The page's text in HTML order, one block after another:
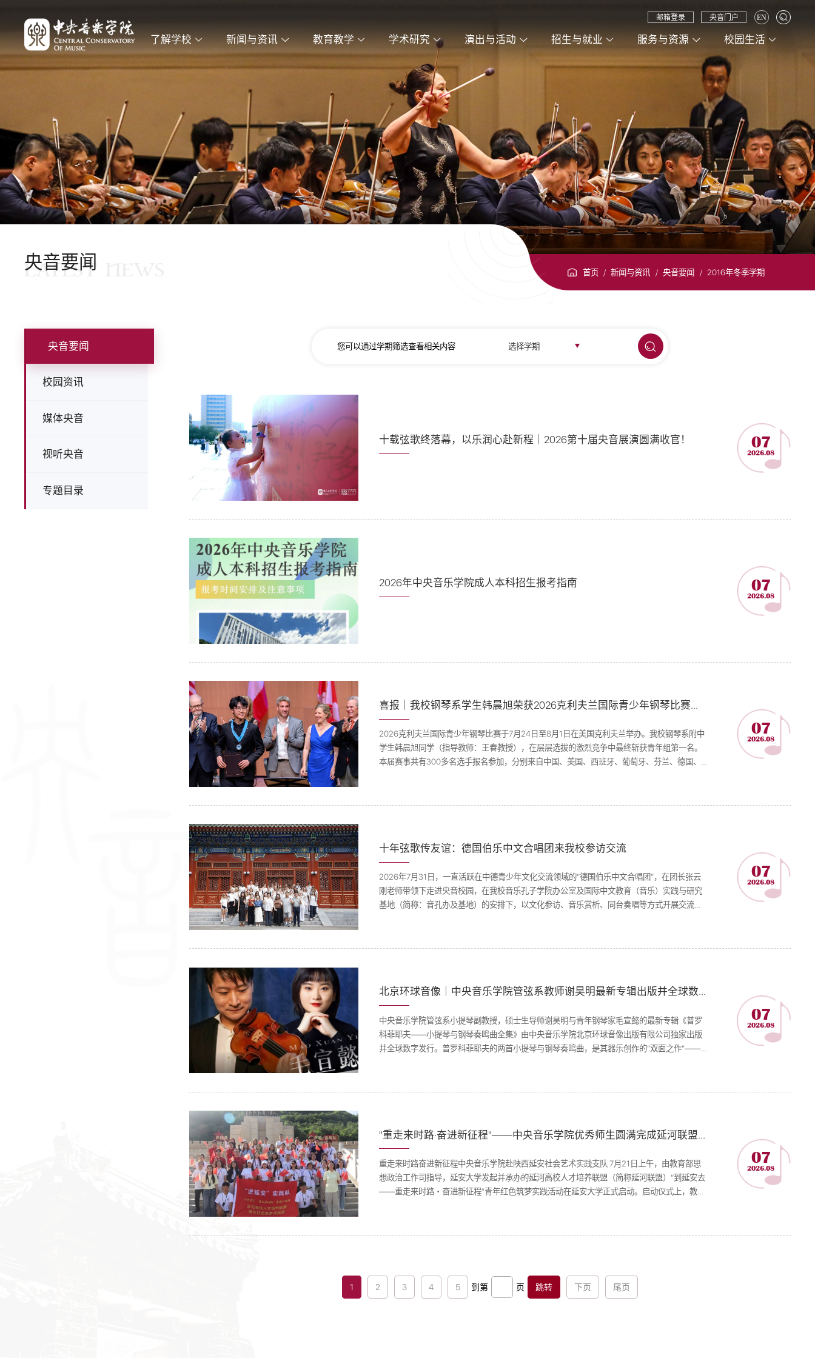
了解学校 新闻与资讯 教育教学 学术研究 演出与活动 招生与就业 服务与资源 校园生活
邮箱登录 央音门户 EN
央音要闻
LATEST NEWS 首页 / 新闻与资讯 / 央音要闻 / 2016年冬季学期
央音要闻
校园资讯
媒体央音
视听央音
专题目录
您可以通过学期筛选查看相关内容 选择学期
十载弦歌终落幕，以乐润心赴新程｜2026第十届央音展演圆满收官！ 07
2026.08
2026年中央音乐学院成人本科招生报考指南 07
2026.08
喜报｜我校钢琴系学生韩晨旭荣获2026克利夫兰国际青少年钢琴比赛青年组第一名
2026克利夫兰国际青少年钢琴比赛于7月24日至8月1日在美国克利夫兰举办。我校钢琴系附中
学生韩晨旭同学（指导教师：王春教授），在层层选拔的激烈竞争中最终斩获青年组第一名。
本届赛事共有300多名选手报名参加，分别来自中国、美国、西班牙、葡萄牙、芬兰、德国、
07
2026.08
十年弦歌传友谊：德国伯乐中文合唱团来我校参访交流
2026年7月31日，一直活跃在中德青少年文化交流领域的“德国伯乐中文合唱团”，在团长张云
刚老师带领下走进央音校园，在我校音乐孔子学院办公室及国际中文教育（音乐）实践与研究
基地（简称：音孔办及基地）的安排下，以文化参访、音乐赏析、同台奏唱等方式开展交流。
07
2026.08
北京环球音像｜中央音乐学院管弦系教师谢昊明最新专辑出版并全球数字发行
中央音乐学院管弦系小提琴副教授，硕士生导师谢昊明与青年钢琴家毛宣懿的最新专辑《普罗
科菲耶夫——小提琴与钢琴奏鸣曲全集》由中央音乐学院北京环球音像出版有限公司独家出版
并全球数字发行。普罗科菲耶夫的两首小提琴与钢琴奏鸣曲，是其器乐创作的“双面之作”——
07
2026.08
"重走来时路·奋进新征程"——中央音乐学院优秀师生圆满完成延河联盟红色筑梦实践活动
重走来时路奋进新征程中央音乐学院赴陕西延安社会艺术实践支队 7⽉21⽇上午，由教育部思
想政治工作司指导，延安⼤学发起并承办的延河⾼校⼈才培养联盟（简称延河联盟）“到延安去
——重⾛来时路・奋进新征程”⻘年红⾊筑梦实践活动在延安⼤学正式启动。启动仪式上，教育
07
2026.08
1 2 3 4 5 到第 页 跳转 下页 尾页